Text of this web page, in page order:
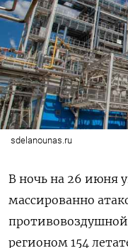
sdelanounas.ru
В ночь на 26 июня
массированно
регионом 154